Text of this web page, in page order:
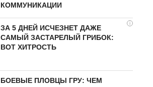
КОММУНИКАЦИИ
i
ЗА 5 ДНЕЙ ИСЧЕЗНЕТ ДАЖЕ
САМЫЙ ЗАСТАРЕЛЫЙ ГРИБОК:
ВОТ ХИТРОСТЬ
БОЕВЫЕ ПЛОВЦЫ ГРУ: ЧЕМ